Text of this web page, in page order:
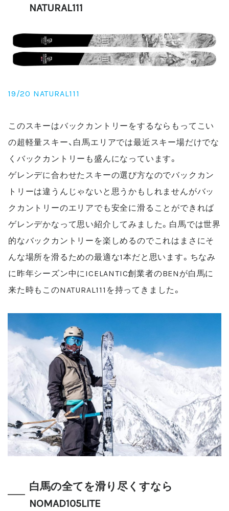
NATURAL111
19/20 NATURAL111
このスキーはバックカントリーをするならもってこい
の超軽量スキー、白馬エリアでは最近スキー場だけでな
くバックカントリーも盛んになっています。
ゲレンデに合わせたスキーの選び方なのでバックカン
トリーは違うんじゃないと思うかもしれませんがバッ
クカントリーのエリアでも安全に滑ることができれば
ゲレンデかなって思い紹介してみました。白馬では世界
的なバックカントリーを楽しめるのでこれはまさにそ
んな場所を滑るための最適な1本だと思います。ちなみ
に昨年シーズン中にICELANTIC創業者のBENが白馬に
来た時もこのNATURAL111 を持ってきました。
白馬の全てを滑り尽くすなら
NOMAD105LITE